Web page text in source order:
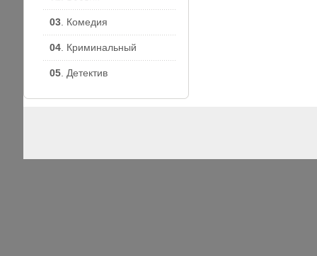
03 . Комедия
04 . Криминальный
05 . Детектив